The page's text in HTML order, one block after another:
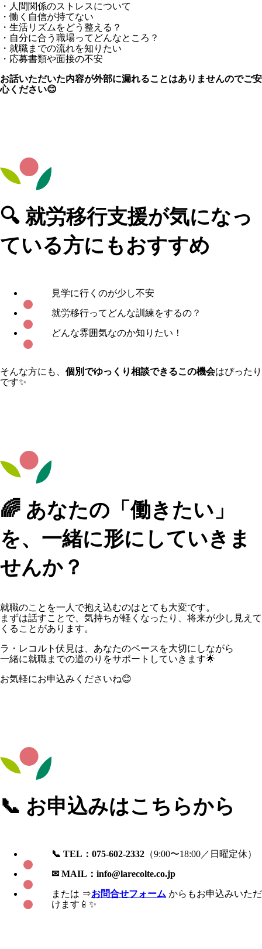
・人間関係のストレスについて
・働く自信が持てない
・生活リズムをどう整える？
・自分に合う職場ってどんなところ？
・就職までの流れを知りたい
・応募書類や面接の不安
お話いただいた内容が外部に漏れることはありませんのでご安
心ください😊
🔍 就労移行支援が気になっ
ている方にもおすすめ
見学に行くのが少し不安
就労移行ってどんな訓練をするの？
どんな雰囲気なのか知りたい！
そんな方にも、 個別でゆっくり相談できるこの機会はぴったり
です✨
🌈 あなたの「働きたい」
を、一緒に形にしていきま
せんか？
就職のことを一人で抱え込むのはとても大変です。
まずは話すことで、気持ちが軽くなったり、将来が少し見えて
くることがあります。
ラ・レコルト伏見は、あなたのペースを大切にしながら
一緒に就職までの道のりをサポートしていきます🌟
お気軽にお申込みくださいね😊
📞 お申込みはこちらから
📞 TEL：075-602-2332 （9:00〜18:00／日曜定休）
✉ MAIL： info@larecolte.co.jp
または ⇒お問合せフォーム からもお申込みいただ
けます📱✨